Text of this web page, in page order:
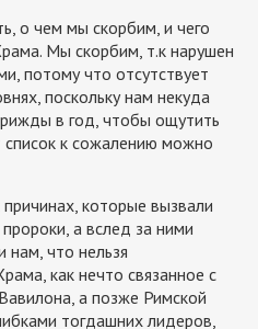
о чем мы скорбим, и чего
Мы скорбим, т.к нарушен
потому что отсутствует
поскольку нам некуда
в год, чтобы ощутить
список к сожалению можно
которые вызвали
а вслед за ними
нам, что нельзя
как нечто связанное с
а позже Римской
тогдашних лидеров,